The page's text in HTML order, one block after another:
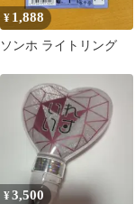
¥ 1,888
ソンホ ライトリング
¥3,500